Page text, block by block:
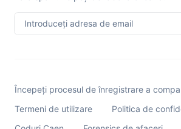
Introduceți adresa de email
Începeți procesul de înregistrare a
Termeni de utilizare
Politica de